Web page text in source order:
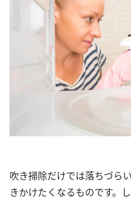
吹き掃除だけでは落ちづら
きかけたくなるものです。